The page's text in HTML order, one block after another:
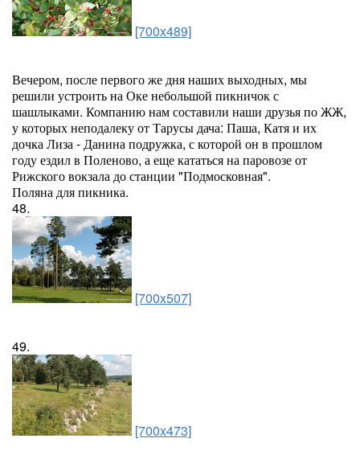
[700x489]
Вечером, после первого же дня наших выходных, мы
решили устроить на Оке небольшой пикничок с
шашлыками. Компанию нам составили наши друзья по ЖЖ,
у которых неподалеку от Тарусы дача: Паша, Катя и их
дочка Лиза - Данина подружка, с которой он в прошлом
году ездил в Поленово, а еще кататься на паровозе от
Рижского вокзала до станции "Подмосковная".
Поляна для пикника.
48.
[700x507]
49.
[700x473]